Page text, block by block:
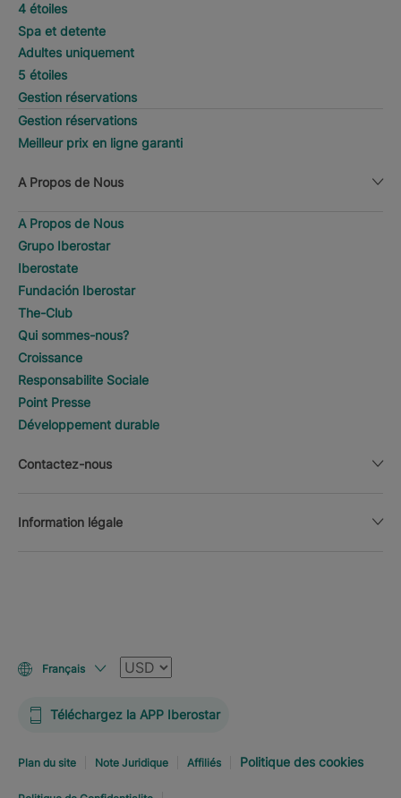
4 étoiles
Spa et detente
Adultes uniquement
5 étoiles
Gestion réservations
Gestion réservations
Meilleur prix en ligne garanti
A Propos de Nous
A Propos de Nous
Grupo Iberostar
Iberostate
Fundación Iberostar
The-Club
Qui sommes-nous?
Croissance
Responsabilite Sociale
Point Presse
Développement durable
Contactez-nous
Information légale
Français Devise
Téléchargez la APP Iberostar
Plan du site Note Juridique Affiliés Politique des cookies